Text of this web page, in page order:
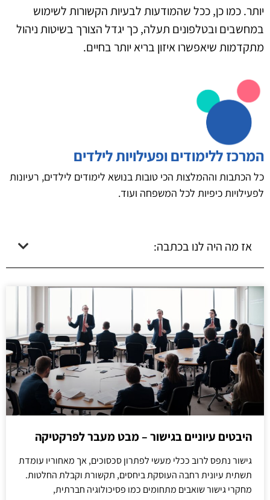
יותר. כמו כן, ככל שהמודעות לבעיות הקשורות לשימוש
במחשבים ובטלפונים תעלה, כך יגדל הצורך בשיטות ניהול
מתקדמות שיאפשרו איזון בריא יותר בחיים.
המרכז ללימודים ופעילויות לילדים
כל הכתבות וההמלצות הכי טובות בנושא לימודים לילדים, רעיונות
לפעילויות כיפיות לכל המשפחה ועוד.
אז מה היה לנו בכתבה:
היבטים עיוניים בגישור – מבט מעבר לפרקטיקה
גישור נתפס לרוב ככלי מעשי לפתרון סכסוכים, אך מאחוריו עומדת
תשתית עיונית רחבה העוסקת ביחסים, תקשורת וקבלת החלטות.
מחקרי גישור שואבים מתחומים כמו פסיכולוגיה חברתית,